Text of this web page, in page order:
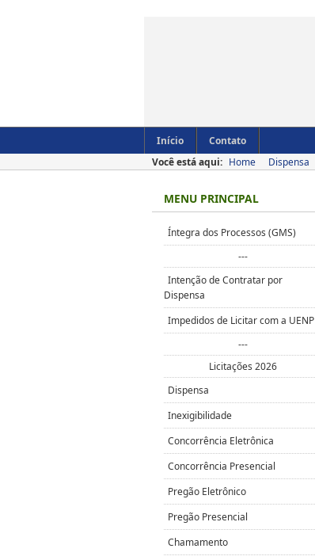
Início
Contato
Você está aqui: Home Dispensa
MENU PRINCIPAL
Íntegra dos Processos (GMS)
---
Intenção de Contratar por
Dispensa
Impedidos de Licitar com a UENP
---
Licitações 2026
Dispensa
Inexigibilidade
Concorrência Eletrônica
Concorrência Presencial
Pregão Eletrônico
Pregão Presencial
Chamamento